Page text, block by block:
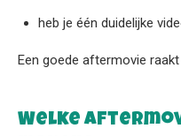
heb je één duidelijke
Een goede aftermovie
Welke